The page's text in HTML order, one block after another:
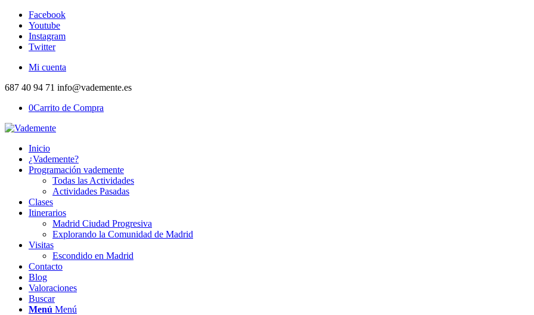
Facebook
Youtube
Instagram
Twitter
Mi cuenta
687 40 94 71 info@vademente.es
0Carrito de Compra
Inicio
¿Vademente?
Programación vademente
Todas las Actividades
Actividades Pasadas
Clases
Itinerarios
Madrid Ciudad Progresiva
Explorando la Comunidad de Madrid
Visitas
Escondido en Madrid
Contacto
Blog
Valoraciones
Buscar
Menú Menú